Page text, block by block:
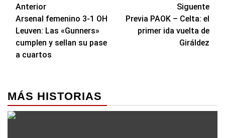
Navegación
de
entradas
Anterior
Arsenal femenino 3-1 OH
Leuven: Las «Gunners»
cumplen y sellan su pase
a cuartos
Siguente
Previa PAOK – Celta: el
primer ida vuelta de
Giráldez
MÁS HISTORIAS